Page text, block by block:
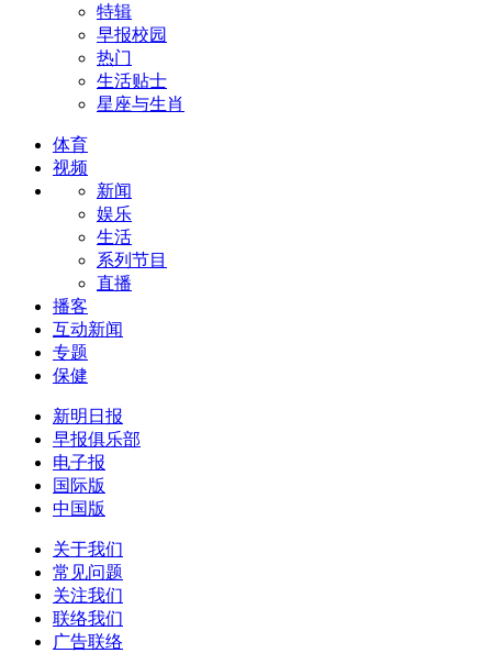
特辑
早报校园
热门
生活贴士
星座与生肖
体育
视频
新闻
娱乐
生活
系列节目
直播
播客
互动新闻
专题
保健
新明日报
早报俱乐部
电子报
国际版
中国版
关于我们
常见问题
关注我们
联络我们
广告联络